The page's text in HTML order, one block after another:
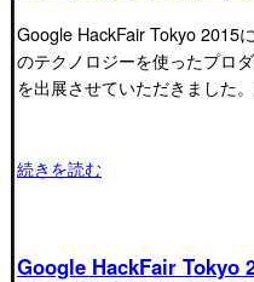
Google HackFair Tokyo 2015
のテクノロジーを使ったプロ
を出展させていただきました
続きを読む
Google HackFair Tokyo